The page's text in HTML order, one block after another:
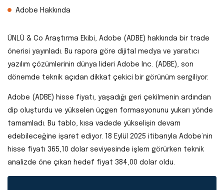
Adobe Hakkında
ÜNLÜ & Co Araştırma Ekibi, Adobe (ADBE) hakkında bir trade
önerisi yayınladı. Bu rapora göre dijital medya ve yaratıcı
yazılım çözümlerinin dünya lideri Adobe Inc. (ADBE), son
dönemde teknik açıdan dikkat çekici bir görünüm sergiliyor.
Adobe (ADBE) hisse fiyatı, yaşadığı geri çekilmenin ardından
dip oluşturdu ve yükselen üçgen formasyonunu yukarı yönde
tamamladı. Bu tablo, kısa vadede yükselişin devam
edebileceğine işaret ediyor. 18 Eylül 2025 itibarıyla Adobe’nin
hisse fiyatı 365,10 dolar seviyesinde işlem görürken teknik
analizde öne çıkan hedef fiyat 384,00 dolar oldu.